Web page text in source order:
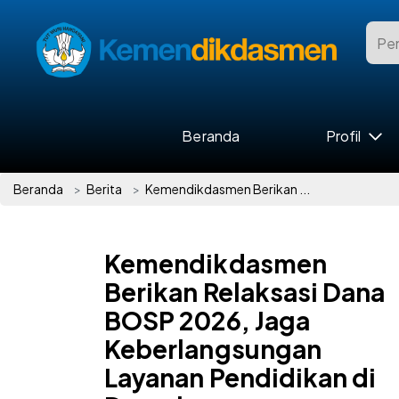
Beranda Profil
Beranda Berita Kemendikdasmen Berikan ...
Kemendikdasmen
Berikan Relaksasi Dana
BOSP 2026, Jaga
Keberlangsungan
Layanan Pendidikan di